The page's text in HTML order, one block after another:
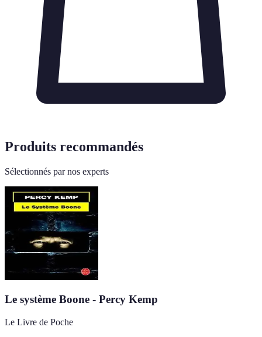
Produits recommandés
Sélectionnés par nos experts
Le système Boone - Percy Kemp
Le Livre de Poche